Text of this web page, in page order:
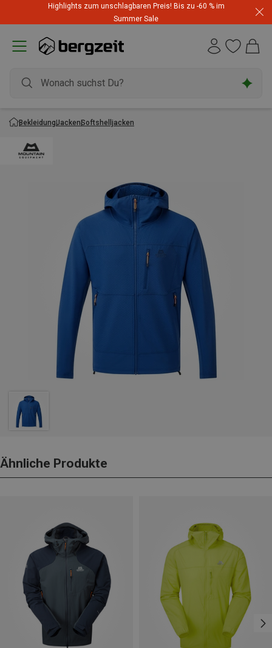
Highlights zum unschlagbaren Preis! Bis zu -60 % im
Summer Sale
BekleidungJackenSoftshelljacken
Ähnliche Produkte